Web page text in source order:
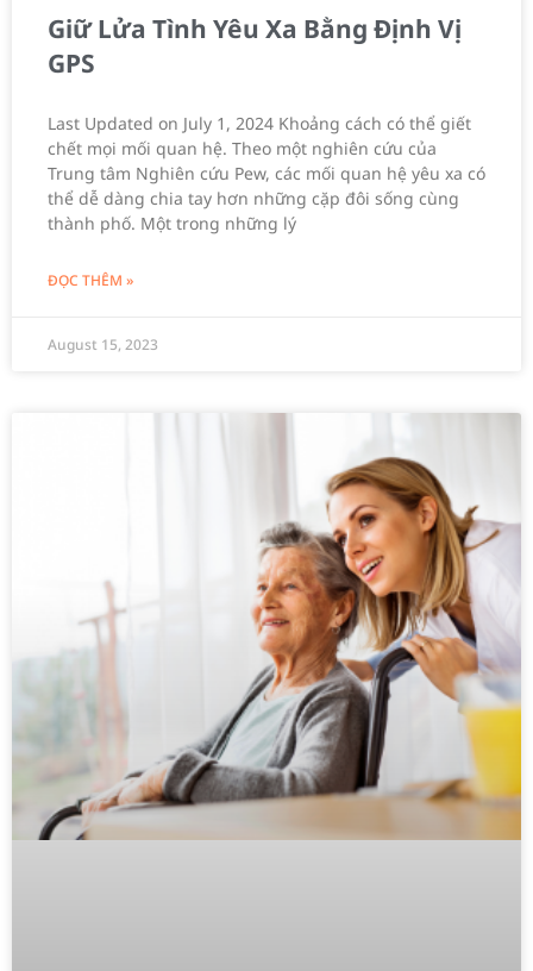
Giữ Lửa Tình Yêu Xa Bằng Định Vị
GPS
Last Updated on July 1, 2024 Khoảng cách có thể giết
chết mọi mối quan hệ. Theo một nghiên cứu của
Trung tâm Nghiên cứu Pew, các mối quan hệ yêu xa có
thể dễ dàng chia tay hơn những cặp đôi sống cùng
thành phố. Một trong những lý
ĐỌC THÊM »
August 15, 2023